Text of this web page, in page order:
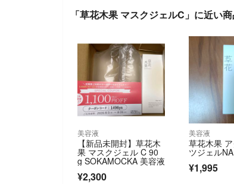
「草花木果 マスクジェルC」に近い
美容液
【新品未開封】草花木
果 マスクジェル C 90
g SOKAMOCKA 美容液
¥2,300
美容液
草花木果
ツジェル
¥1,995